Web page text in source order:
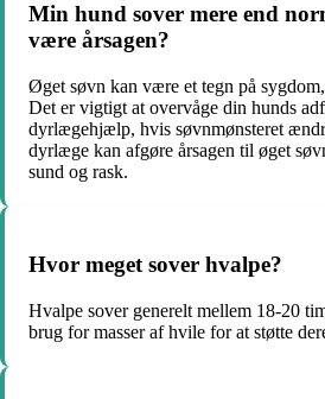
Min hund sover mere end
være årsagen?
Øget søvn kan være et tegn på
Det er vigtigt at overvåge din hunds
dyrlægehjælp, hvis søvnmønsteret
dyrlæge kan afgøre årsagen til øget
sund og rask.
Hvor meget sover hvalpe?
Hvalpe sover generelt mellem 18-20
brug for masser af hvile for at støtte